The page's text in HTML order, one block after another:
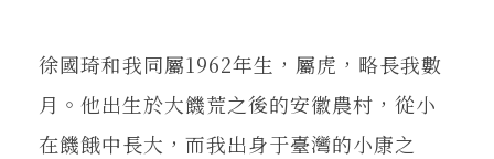
徐國琦和我同屬1962年生，屬虎，略長我數
月。他出生於大饑荒之後的安徽農村，從小
在饑餓中長大，而我出身于臺灣的小康之